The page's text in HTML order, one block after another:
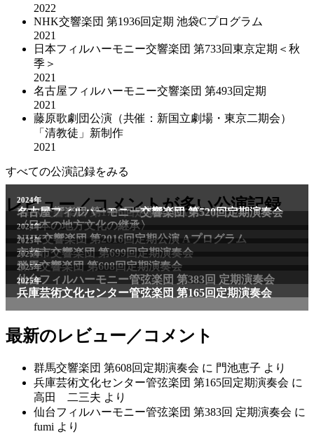
2022
NHK交響楽団 第1936回定期 池袋Cプログラム
2021
日本フィルハーモニー交響楽団 第733回東京定期＜秋
季＞
2021
名古屋フィルハーモニー交響楽団 第493回定期
2021
藤原歌劇団公演（共催：新国立劇場・東京二期会）
「清教徒」新制作
2021
すべての公演記録をみる
レビュー／コメントが多い公演記録
2011年
NHK交響楽団 第1706回定期公演Aプログラム
2024年
名古屋フィルハーモニー交響楽団 第520回定期演奏会
〈日本の地方文化の継承〉
2024年
NHK交響楽団 第2016回定期公演 Aプログラム
2025年
京都市交響楽団 第699回定期演奏会
2025年
群馬交響楽団 第608回定期演奏会
2025年
仙台フィルハーモニー管弦楽団 第383回 定期演奏会
2025年
兵庫芸術文化センター管弦楽団 第165回定期演奏会
最新のレビュー／コメント
群馬交響楽団 第608回定期演奏会 に 門池恵子 より
兵庫芸術文化センター管弦楽団 第165回定期演奏会 に
高田 二三夫 より
仙台フィルハーモニー管弦楽団 第383回 定期演奏会 に
fumi より